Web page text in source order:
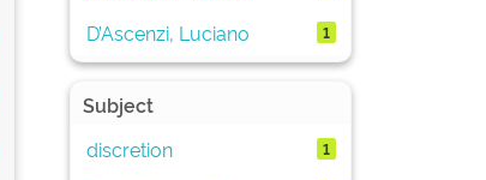
D’Ascenzi, Luciano 1
Subject
discretion
1